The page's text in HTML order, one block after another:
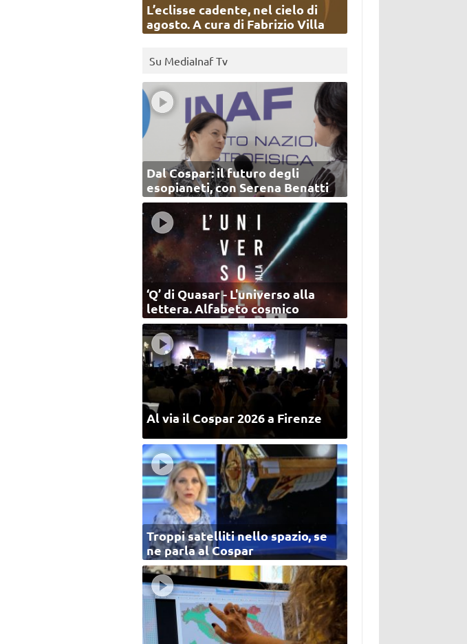
L’eclisse cadente, nel cielo di
agosto. A cura di Fabrizio Villa
Su MediaInaf Tv
Dal Cospar: il futuro degli
esopianeti, con Serena Benatti
‘Q’ di Quasar - L'universo alla
lettera. Alfabeto cosmico
Al via il Cospar 2026 a Firenze
Troppi satelliti nello spazio, se
ne parla al Cospar